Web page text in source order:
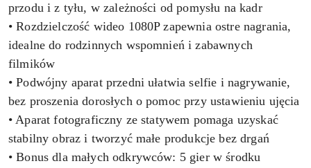
przodu i z tyłu, w zależności od pomysłu na kadr
• Rozdzielczość wideo 1080P zapewnia ostre nagrania,
idealne do rodzinnych wspomnień i zabawnych
filmików
• Podwójny aparat przedni ułatwia selfie i nagrywanie,
bez proszenia dorosłych o pomoc przy ustawieniu ujęcia
• Aparat fotograficzny ze statywem pomaga uzyskać
stabilny obraz i tworzyć małe produkcje bez drgań
• Bonus dla małych odkrywców: 5 gier w środku